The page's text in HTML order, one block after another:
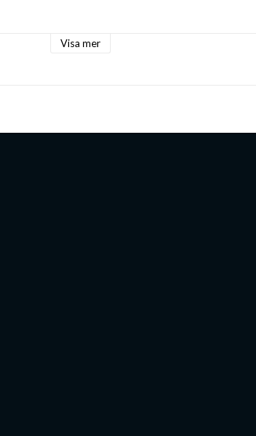
Visa mer